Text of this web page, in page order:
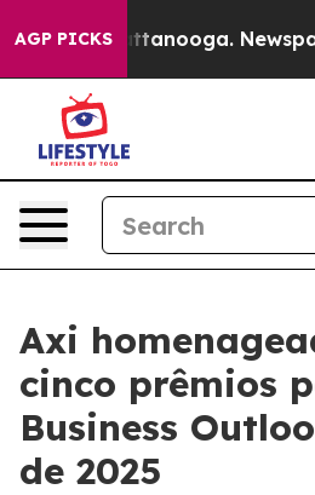
AGP PICKS
in Chattanooga.
Axi
cinco prêmios
Business
de 2025